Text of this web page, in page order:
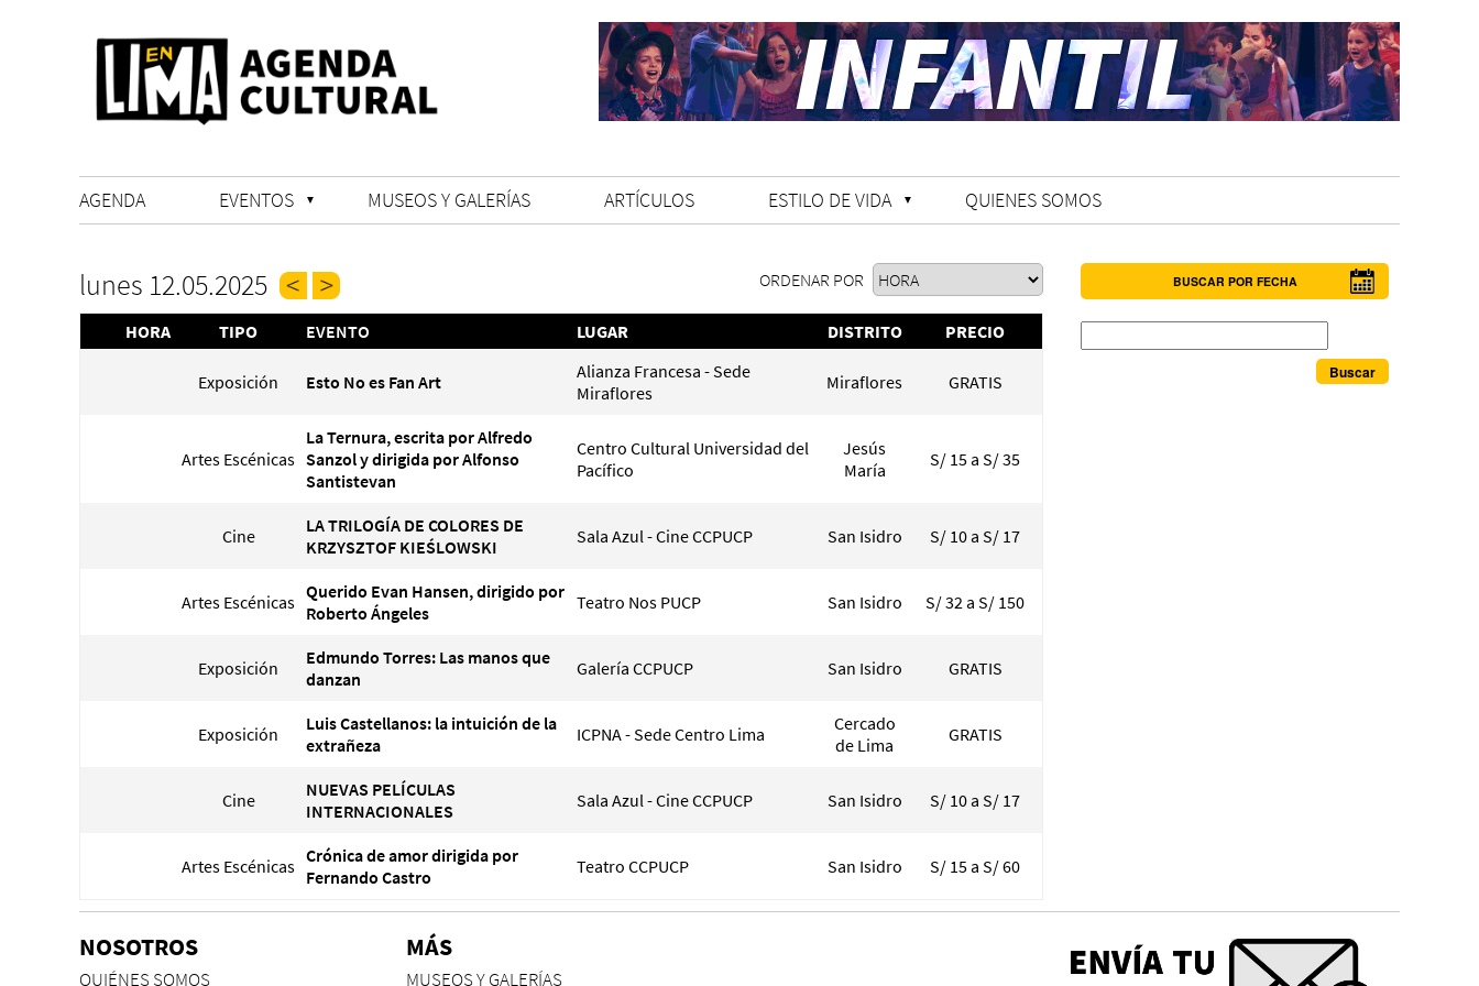
AGENDA EVENTOS MUSEOS Y GALERÍAS ARTÍCULOS ESTILO DE VIDA QUIENES SOMOS
lunes 12.05.2025 ORDENAR POR
HORA TIPO EVENTO LUGAR DISTRITO PRECIO
Exposición Esto No es Fan Art
Alianza Francesa - Sede
Miraflores
Miraflores GRATIS
Artes Escénicas
La Ternura, escrita por Alfredo
Sanzol y dirigida por Alfonso
Santistevan
Centro Cultural Universidad del
Pacífico
Jesús
María
S/ 15 a S/ 35
Cine
LA TRILOGÍA DE COLORES DE
KRZYSZTOF KIEŚLOWSKI
Sala Azul - Cine CCPUCP San Isidro S/ 10 a S/ 17
Artes Escénicas Querido Evan Hansen, dirigido por
Roberto Ángeles
Teatro Nos PUCP San Isidro S/ 32 a S/ 150
Exposición
Edmundo Torres: Las manos que
danzan
Galería CCPUCP San Isidro GRATIS
Exposición
Luis Castellanos: la intuición de la
extrañeza
ICPNA - Sede Centro Lima
Cercado
de Lima
GRATIS
Cine
NUEVAS PELÍCULAS
INTERNACIONALES
Sala Azul - Cine CCPUCP San Isidro S/ 10 a S/ 17
Artes Escénicas Crónica de amor dirigida por
Fernando Castro
Teatro CCPUCP San Isidro S/ 15 a S/ 60
BUSCAR POR FECHA
NOSOTROS
QUIÉNES SOMOS
MÁS
MUSEOS Y GALERÍAS